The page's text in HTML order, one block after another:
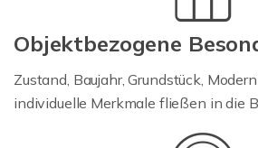
Objektbezogene
Zustand, Baujahr, Grundstück,
individuelle Merkmale fließen in die